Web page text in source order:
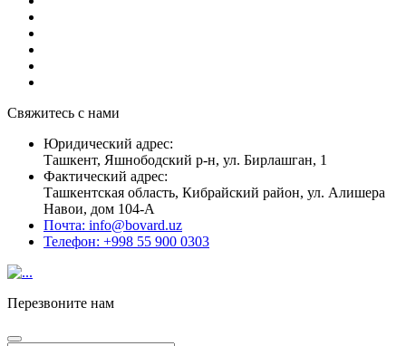
Свяжитесь с нами
Юридический адрес:
Ташкент, Яшнободский р-н, ул. Бирлашган, 1
Фактический адрес:
Ташкентская область, Кибрайский район, ул. Алишера
Навои, дом 104-А
Почта: info@bovard.uz
Телефон: +998 55 900 0303
Перезвоните нам